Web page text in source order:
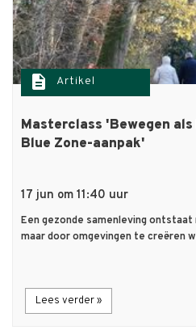
description Artikel
Masterclass 'Bewegen
Blue Zone-aanpak'
17 jun om 11:40 uur
Een gezonde samenleving
maar door omgevingen te creëren
Lees verder »